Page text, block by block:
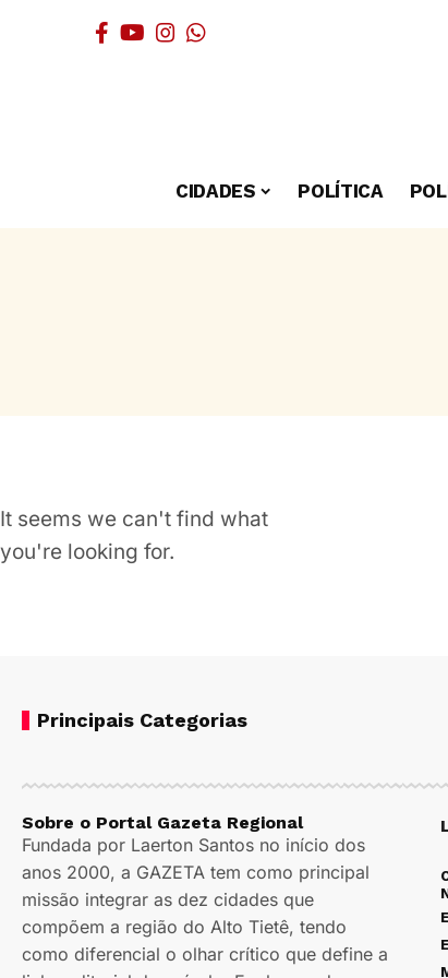
CIDADES POLÍTICA
It seems we can't find what
you're looking for.
Principais Categorias
Sobre o Portal Gazeta Regional
Fundada por Laerton Santos no início dos
anos 2000, a GAZETA tem como principal
missão integrar as dez cidades que
compõem a região do Alto Tietê, tendo
como diferencial o olhar crítico que define a